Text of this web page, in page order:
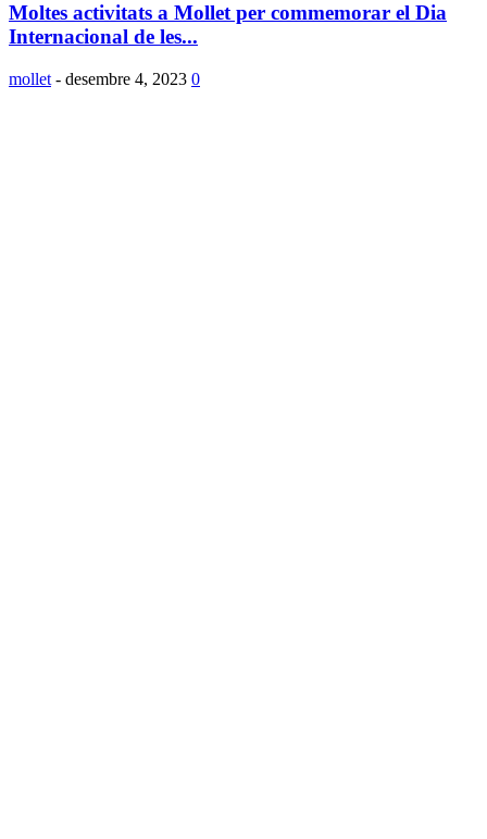
Moltes activitats a Mollet per commemorar el Dia
Internacional de les...
mollet - desembre 4, 2023 0